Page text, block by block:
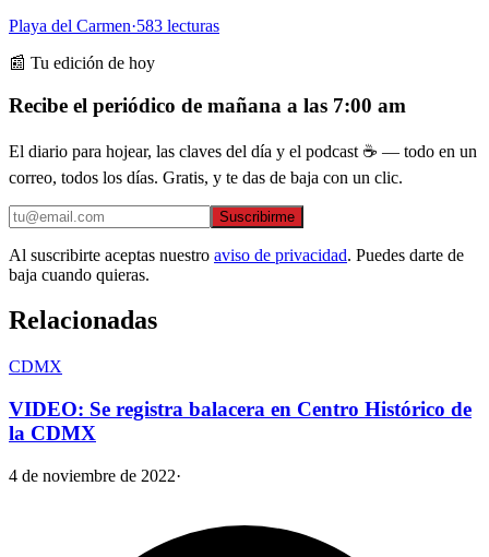
Playa del Carmen·583 lecturas
📰 Tu edición de hoy
Recibe el periódico de mañana a las 7:00 am
El diario para hojear, las claves del día y el podcast ☕ — todo en un
correo, todos los días. Gratis, y te das de baja con un clic.
Suscribirme
Al suscribirte aceptas nuestro aviso de privacidad. Puedes darte de
baja cuando quieras.
Relacionadas
CDMX
VIDEO: Se registra balacera en Centro Histórico de
la CDMX
4 de noviembre de 2022·